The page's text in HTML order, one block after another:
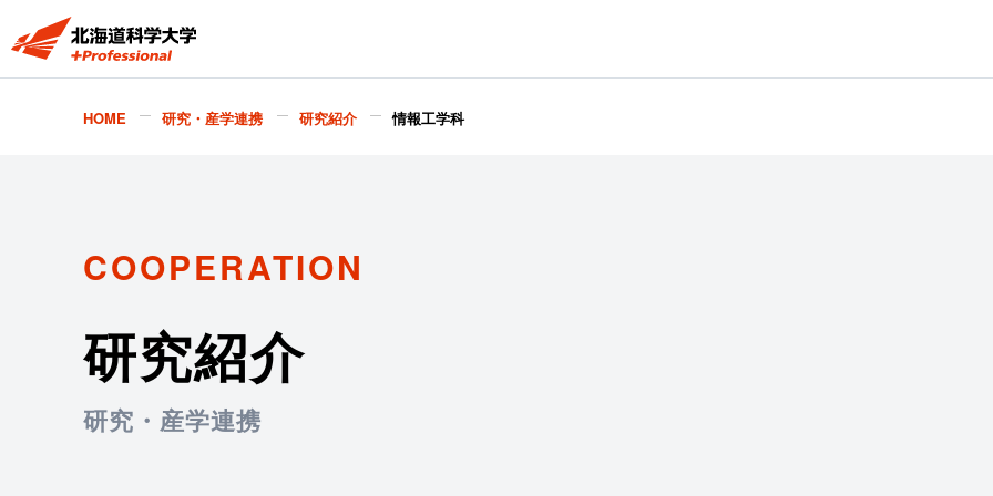
HOME 研究・産学連携 研究紹介 情報工学科
COOPERATION
研究紹介
研究・産学連携